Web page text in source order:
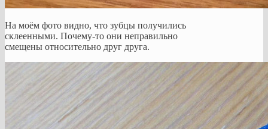
На моём фото видно, что зубцы получились
склеенными. Почему-то они неправильно
смещены относительно друг друга.